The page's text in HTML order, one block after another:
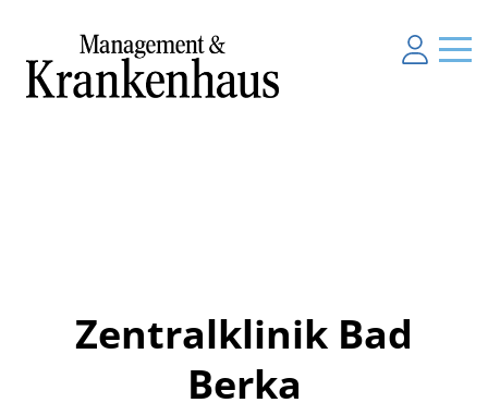
Zentralklinik Bad
Berka